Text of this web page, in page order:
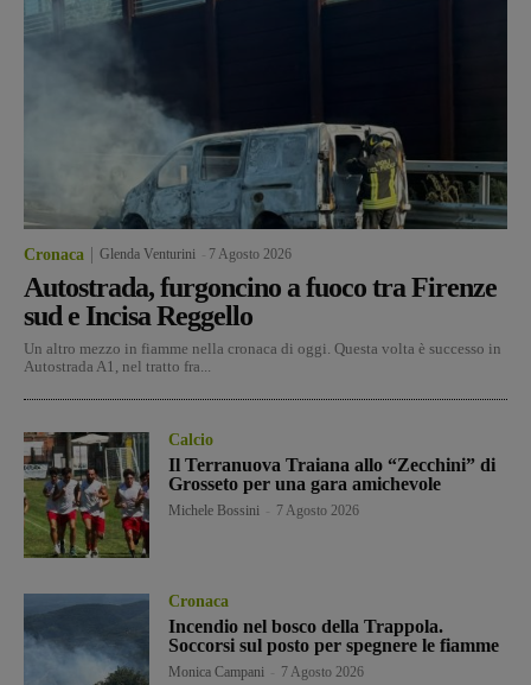
Cronaca Glenda Venturini 7 Agosto 2026
Autostrada, furgoncino a fuoco tra Firenze
sud e Incisa Reggello
Un altro mezzo in fiamme nella cronaca di oggi. Questa volta è successo in
Autostrada A1, nel tratto fra...
Calcio
Il Terranuova Traiana allo “Zecchini” di
Grosseto per una gara amichevole
Michele Bossini 7 Agosto 2026
Cronaca
Incendio nel bosco della Trappola.
Soccorsi sul posto per spegnere le fiamme
Monica Campani 7 Agosto 2026